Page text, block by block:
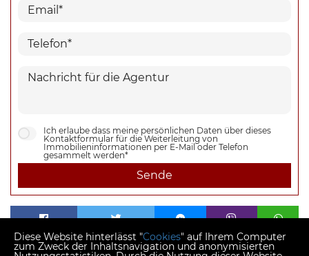
Ich erlaube dass meine persönlichen Daten über dieses
Kontaktformular für die Weiterleitung von
Immobilieninformationen per E-Mail oder Telefon
gesammelt werden*
Sende
Diese Website hinterlässt "Cookies" auf Ihrem Computer
zum Zweck der Inhaltsnavigation und anonymisierten